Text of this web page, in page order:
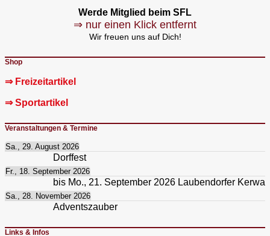
Werde Mitglied beim SFL
⇒ nur einen Klick entfernt
Wir freuen uns auf Dich!
Shop
⇒ Freizeitartikel
⇒ Sportartikel
Veranstaltungen & Termine
Sa., 29. August 2026
Dorffest
Fr., 18. September 2026
bis Mo., 21. September 2026 Laubendorfer Kerwa
Sa., 28. November 2026
Adventszauber
Links & Infos